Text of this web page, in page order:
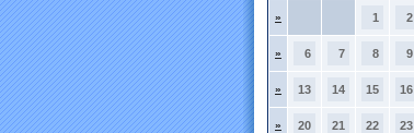
» 1 2
» 6 7 8 9
» 13 14 15 16
» 20 21 22 23